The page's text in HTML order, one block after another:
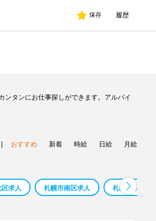
保存 履歴
ンタンにお仕事探しができます。アルバイ
おすすめ 新着 時給 日給 月給
求人 札幌市南区求人 札幌市西区求人